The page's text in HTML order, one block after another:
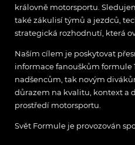
královně motorsportu.
také zákulisí týmů a jezdců,
strategická rozhodnutí, která
Naším cílem je poskytovat
informace fanouškům formule
nadšencům, tak novým
důrazem na kvalitu, kontext a
prostředí motorsportu.
Svět Formule je provozován